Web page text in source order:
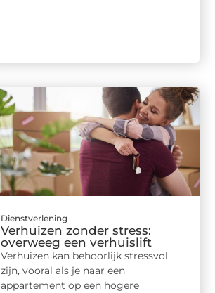
Dienstverlening
Verhuizen zonder stress:
overweeg een verhuislift
Verhuizen kan behoorlijk stressvol
zijn, vooral als je naar een
appartement op een hogere